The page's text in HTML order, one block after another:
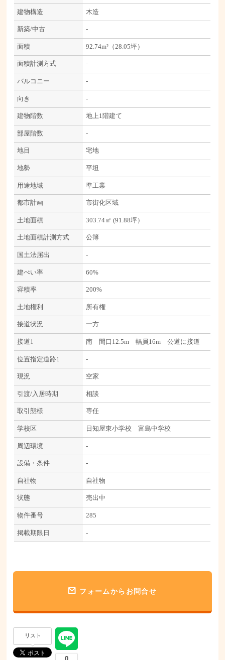
建物構造 木造
新築/中古 -
面積 92.74m²（28.05坪）
面積計測方式 -
バルコニー -
向き -
建物階数 地上1階建て
部屋階数 -
地目 宅地
地勢 平坦
用途地域 準工業
都市計画 市街化区域
土地面積 303.74㎡ (91.88坪）
土地面積計測方式 公簿
国土法届出 -
建ぺい率 60%
容積率 200%
土地権利 所有権
接道状況 一方
接道1 南 間口12.5m 幅員16m 公道に接道
位置指定道路1 -
現況 空家
引渡/入居時期 相談
取引態様 専任
学校区 日知屋東小学校 富島中学校
周辺環境 -
設備・条件 -
自社物 自社物
状態 売出中
物件番号 285
掲載期限日 -
フォームからお問合せ
リスト